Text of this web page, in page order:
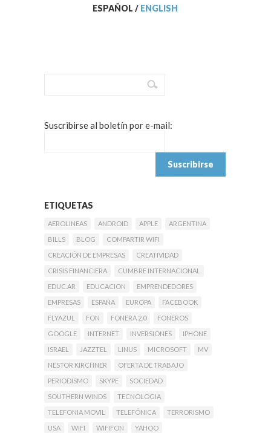
ESPAÑOL / ENGLISH
Suscribirse al boletín por e-mail:
ETIQUETAS
AEROLINEAS ANDROID APPLE
ARGENTINA
BILLS
BLOG
COMPARTIR WIFI
CREACIÓN DE EMPRESAS
CREATIVIDAD
CRISIS FINANCIERA
CUMBRE INTERNACIONAL
EDUC.AR
EDUCACION
EMPRENDEDORES
EMPRESAS
ESPAÑA EUROPA
FACEBOOK
FLYAZUL
FON FONERA 2.0
FONEROS
GOOGLE
INTERNET INVERSIONES
IPHONE
ISRAEL
JAZZTEL LINUS MICROSOFT
MV
NESTOR KIRCHNER
OFERTA DE TRABAJO
PERIODISMO
SKYPE
SOCIEDAD
SOUTHERN WINDS
TECNOLOGIA
TELEFONIA MOVIL
TELEFÓNICA
TERRORISMO
USA
WIFI WIFIFON YAHOO